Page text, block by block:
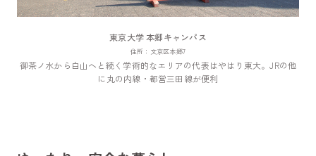
東京大学 本郷キャンパス
住所：文京区本郷7
御茶ノ水から白山へと続く学術的なエリアの代表はやはり東大。JRの他
に丸の内線・都営三田線が便利